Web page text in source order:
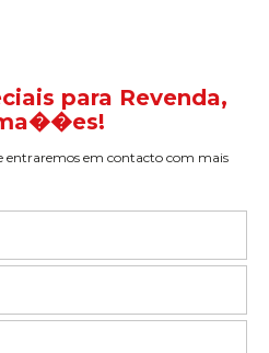
para Revenda,
em contacto com mais